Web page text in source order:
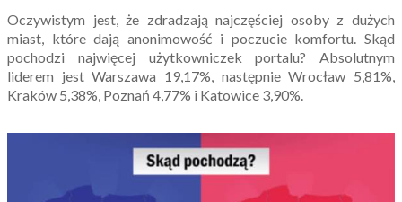
Oczywistym jest, że zdradzają najczęściej osoby z dużych
miast, które dają anonimowość i poczucie komfortu. Skąd
pochodzi najwięcej użytkowniczek portalu? Absolutnym
liderem jest Warszawa 19,17%, następnie Wrocław 5,81%,
Kraków 5,38%, Poznań 4,77% i Katowice 3,90%.